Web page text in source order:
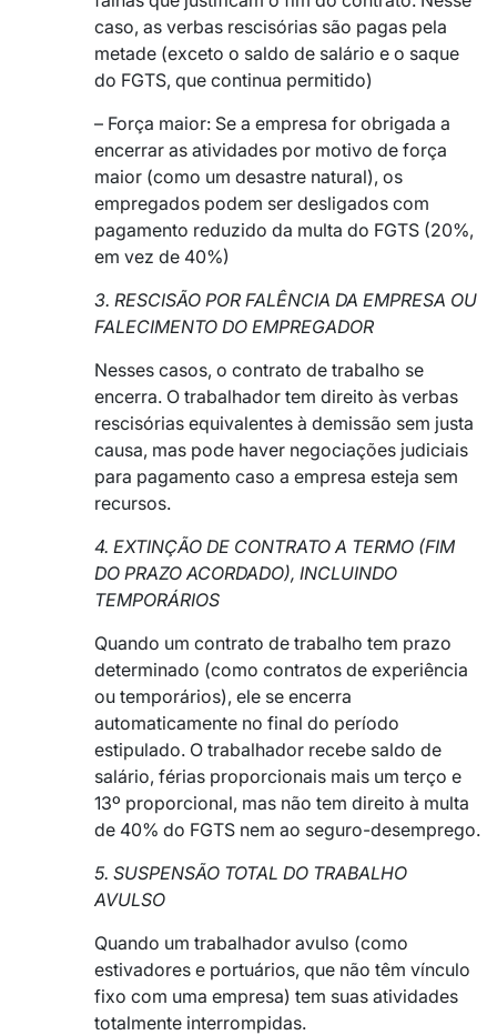
caso, as verbas rescisórias são pagas pela
metade (exceto o saldo de salário e o saque
do FGTS, que continua permitido)
– Força maior: Se a empresa for obrigada a
encerrar as atividades por motivo de força
maior (como um desastre natural), os
empregados podem ser desligados com
pagamento reduzido da multa do FGTS (20%,
em vez de 40%)
3. RESCISÃO POR FALÊNCIA DA EMPRESA OU
FALECIMENTO DO EMPREGADOR
Nesses casos, o contrato de trabalho se
encerra. O trabalhador tem direito às verbas
rescisórias equivalentes à demissão sem justa
causa, mas pode haver negociações judiciais
para pagamento caso a empresa esteja sem
recursos.
4. EXTINÇÃO DE CONTRATO A TERMO (FIM
DO PRAZO ACORDADO), INCLUINDO
TEMPORÁRIOS
Quando um contrato de trabalho tem prazo
determinado (como contratos de experiência
ou temporários), ele se encerra
automaticamente no final do período
estipulado. O trabalhador recebe saldo de
salário, férias proporcionais mais um terço e
13º proporcional, mas não tem direito à multa
de 40% do FGTS nem ao seguro-desemprego.
5. SUSPENSÃO TOTAL DO TRABALHO
AVULSO
Quando um trabalhador avulso (como
estivadores e portuários, que não têm vínculo
fixo com uma empresa) tem suas atividades
totalmente interrompidas.